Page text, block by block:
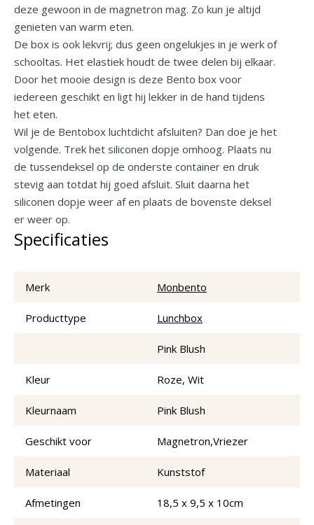
deze gewoon in de magnetron mag. Zo kun je altijd
genieten van warm eten.
De box is ook lekvrij; dus geen ongelukjes in je werk of
schooltas. Het elastiek houdt de twee delen bij elkaar.
Door het mooie design is deze Bento box voor
iedereen geschikt en ligt hij lekker in de hand tijdens
het eten.
Wil je de Bentobox luchtdicht afsluiten? Dan doe je het
volgende. Trek het siliconen dopje omhoog. Plaats nu
de tussendeksel op de onderste container en druk
stevig aan totdat hij goed afsluit. Sluit daarna het
siliconen dopje weer af en plaats de bovenste deksel
er weer op.
Specificaties
Merk Monbento
Producttype Lunchbox
Pink Blush
Kleur Roze, Wit
Kleurnaam Pink Blush
Geschikt voor Magnetron,Vriezer
Materiaal Kunststof
Afmetingen 18,5 x 9,5 x 10cm